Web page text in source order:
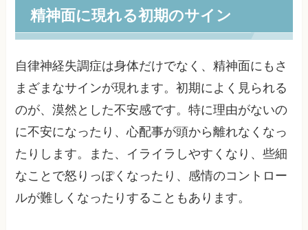
精神面に現れる初期のサイン
自律神経失調症は身体だけでなく、精神面にもさ
まざまなサインが現れます。初期によく見られる
のが、漠然とした不安感です。特に理由がないの
に不安になったり、心配事が頭から離れなくなっ
たりします。また、イライラしやすくなり、些細
なことで怒りっぽくなったり、感情のコントロー
ルが難しくなったりすることもあります。